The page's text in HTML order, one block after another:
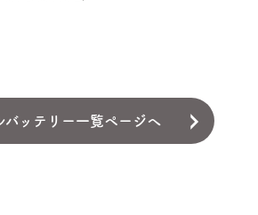
バッテリー一覧ページへ